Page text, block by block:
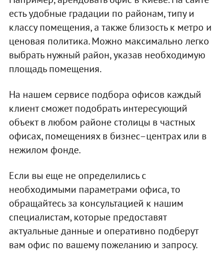
есть удобные градации по районам, типу и
классу помещения, а также близость к метро и
ценовая политика. Можно максимально легко
выбрать нужный район, указав необходимую
площадь помещения.
На нашем сервисе подбора офисов каждый
клиент сможет подобрать интересующий
объект в любом районе столицы в частных
офисах, помещениях в бизнес–центрах или в
нежилом фонде.
Если вы еще не определились с
необходимыми параметрами офиса, то
обращайтесь за консультацией к нашим
специалистам, которые предоставят
актуальные данные и оперативно подберут
вам офис по вашему пожеланию и запросу.